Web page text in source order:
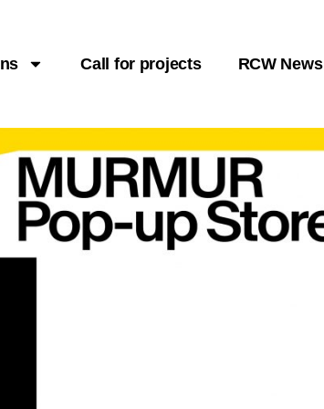
Call for projects RCW News